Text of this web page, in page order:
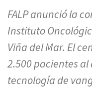
FALP anunció la
Instituto
Viña del Mar. El
2.500 pacientes
tecnología de